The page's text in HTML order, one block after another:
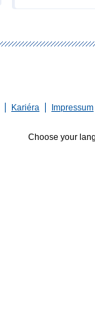
Kariéra Impressum
Choose your